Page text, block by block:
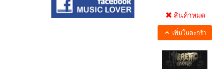
สินค้าหมด
เพิ่มในตะกร้า